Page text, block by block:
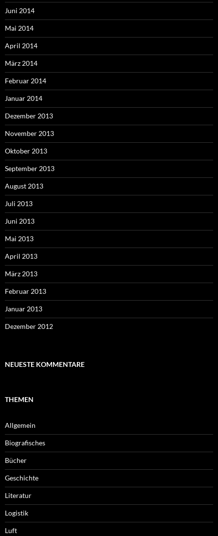
Juni 2014
Mai 2014
April 2014
März 2014
Februar 2014
Januar 2014
Dezember 2013
November 2013
Oktober 2013
September 2013
August 2013
Juli 2013
Juni 2013
Mai 2013
April 2013
März 2013
Februar 2013
Januar 2013
Dezember 2012
NEUESTE KOMMENTARE
THEMEN
Allgemein
Biografisches
Bücher
Geschichte
Literatur
Logistik
Luft